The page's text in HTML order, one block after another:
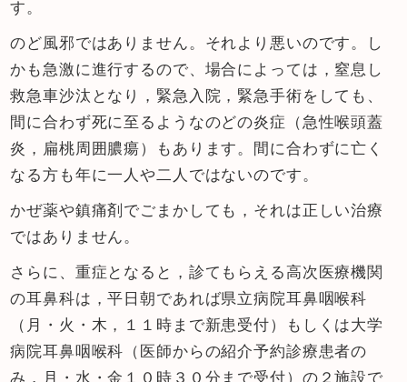
す。
のど風邪ではありません。それより悪いのです。し
かも急激に進行するので、場合によっては，窒息し
救急車沙汰となり，緊急入院，緊急手術をしても、
間に合わず死に至るようなのどの炎症（急性喉頭蓋
炎，扁桃周囲膿瘍）もあります。間に合わずに亡く
なる方も年に一人や二人ではないのです。
かぜ薬や鎮痛剤でごまかしても，それは正しい治療
ではありません。
さらに、重症となると，診てもらえる高次医療機関
の耳鼻科は，平日朝であれば県立病院耳鼻咽喉科
（月・火・木，１１時まで新患受付）もしくは大学
病院耳鼻咽喉科（医師からの紹介予約診療患者の
み，月・水・金１０時３０分まで受付）の２施設で